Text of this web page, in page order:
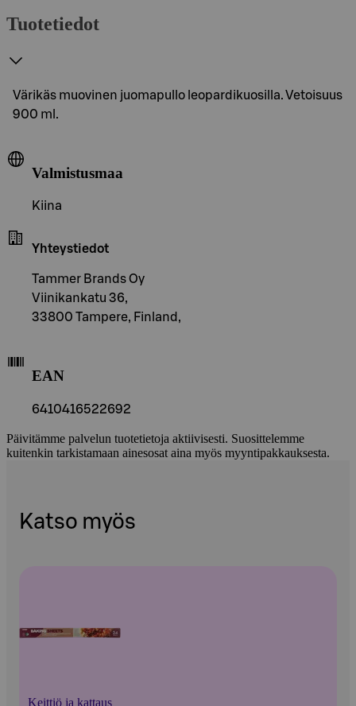
Tuotetiedot
Värikäs muovinen juomapullo leopardikuosilla. Vetoisuus
900 ml.
Valmistusmaa
Kiina
Yhteystiedot
Tammer Brands Oy
Viinikankatu 36,
33800 Tampere, Finland,
EAN
6410416522692
Päivitämme palvelun tuotetietoja aktiivisesti. Suosittelemme
kuitenkin tarkistamaan ainesosat aina myös myyntipakkauksesta.
Katso myös
Keittiö ja kattaus